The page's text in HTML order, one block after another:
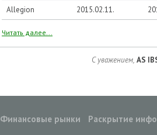
Allegion
2015.02.11.
Читать далее...
С уважением, AS
Финансовые рынки Раскрытие